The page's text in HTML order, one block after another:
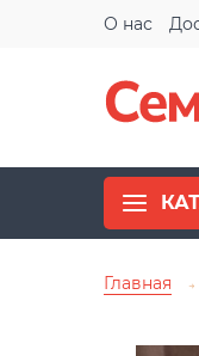
О нас
Главная →